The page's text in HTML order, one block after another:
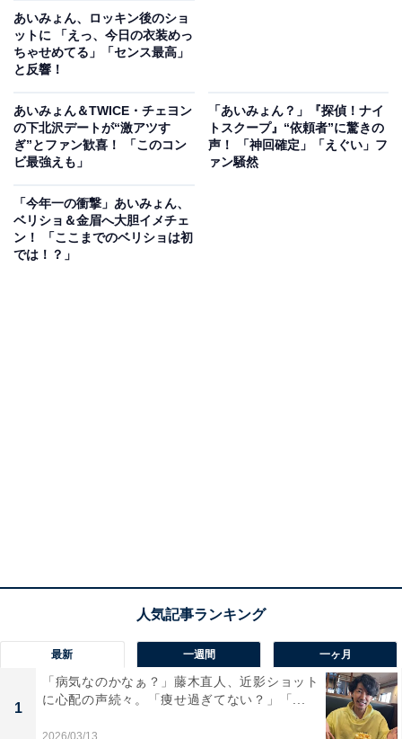
あいみょん、ロッキン後のショ
ットに 「えっ、今日の衣装めっ
ちゃせめてる」「センス最高」
と反響！
あいみょん＆TWICE・チェヨン
の下北沢デートが“激アツす
ぎ”とファン歓喜！ 「このコン
ビ最強えも」
「あいみょん？」『探偵！ナイ
トスクープ』“依頼者”に驚きの
声！ 「神回確定」「えぐい」フ
ァン騒然
「今年一の衝撃」あいみょん、
ベリショ＆金眉へ大胆イメチェ
ン！ 「ここまでのベリショは初
では！？」
最新 一週間 一ヶ月
1
「病気なのかなぁ？」藤木直人、近影ショット
に心配の声続々。「痩せ過ぎてない？」「...